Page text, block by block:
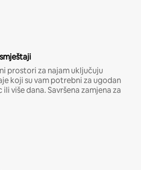
prostori za najam uključuju
koji su vam potrebni za ugodan
više dana. Savršena zamjena za